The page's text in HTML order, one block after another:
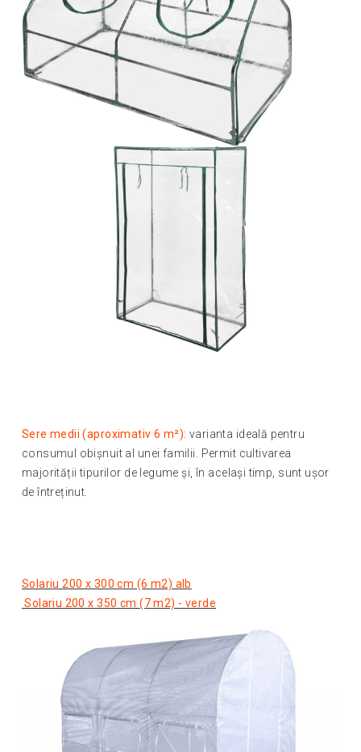
Sere medii (aproximativ 6 m²): varianta ideală pentru
consumul obișnuit al unei familii. Permit cultivarea
majorității tipurilor de legume și, în același timp, sunt ușor
de întreținut.
Solariu 200 x 300 cm (6 m2) alb
Solariu 200 x 350 cm (7 m2) - verde